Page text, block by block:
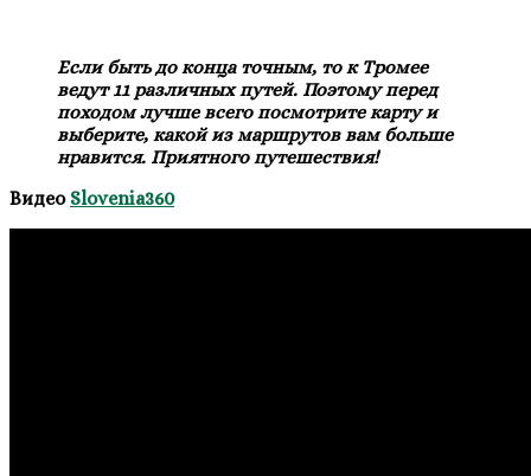
Если быть до конца точным, то к Тромее
ведут 11 различных путей. Поэтому перед
походом лучше всего посмотрите карту и
выберите, какой из маршрутов вам больше
нравится. Приятного путешествия!
Видео Slovenia360